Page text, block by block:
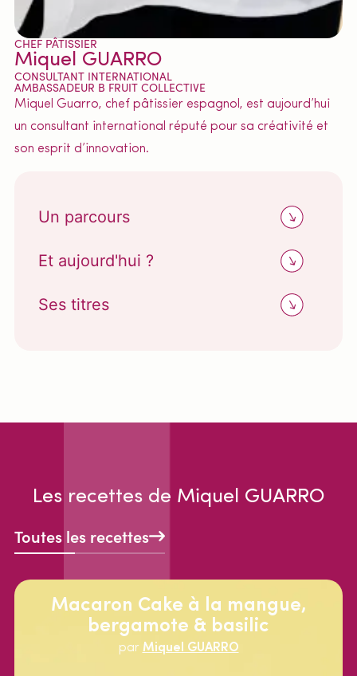
CHEF PÂTISSIER
Miquel GUARRO
CONSULTANT INTERNATIONAL
AMBASSADEUR B FRUIT COLLECTIVE
Miquel Guarro, chef pâtissier espagnol, est aujourd’hui
un consultant international réputé pour sa créativité et
son esprit d’innovation.
Un parcours
Et aujourd'hui ?
Ses titres
Les recettes de Miquel GUARRO
Toutes les recettes
Macaron Cake à la mangue,
bergamote & basilic
par Miquel GUARRO